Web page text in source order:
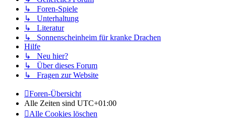
↳ Foren-Spiele
↳ Unterhaltung
↳ Literatur
↳ Sonnenscheinheim für kranke Drachen
Hilfe
↳ Neu hier?
↳ Über dieses Forum
↳ Fragen zur Website
Foren-Übersicht
Alle Zeiten sind UTC+01:00
Alle Cookies löschen